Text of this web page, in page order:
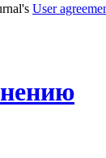
User